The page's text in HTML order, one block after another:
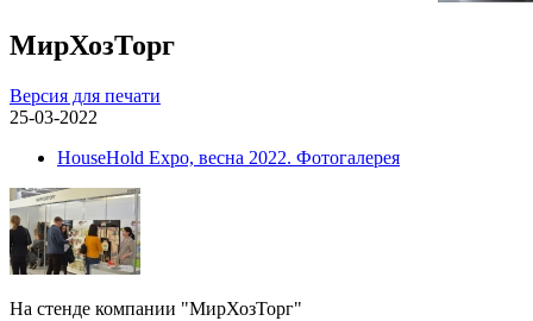
МирХозТорг
Версия для печати
25-03-2022
HouseHold Expo, весна 2022. Фотогалерея
На стенде компании "МирХозТорг"